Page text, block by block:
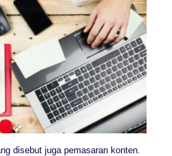
disebut juga pemasaran konten.